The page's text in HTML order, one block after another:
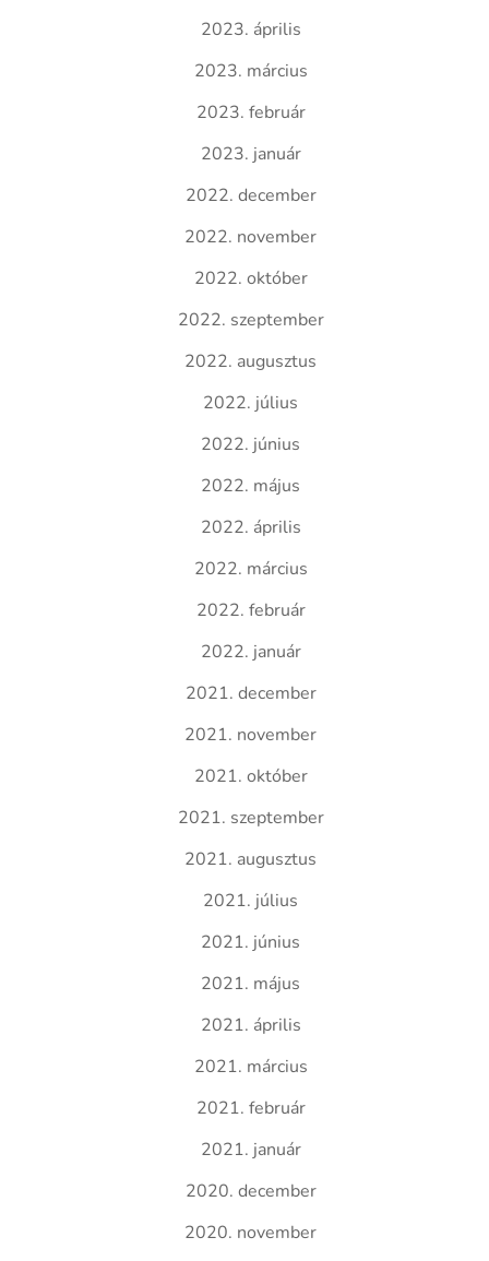
2023. április
2023. március
2023. február
2023. január
2022. december
2022. november
2022. október
2022. szeptember
2022. augusztus
2022. július
2022. június
2022. május
2022. április
2022. március
2022. február
2022. január
2021. december
2021. november
2021. október
2021. szeptember
2021. augusztus
2021. július
2021. június
2021. május
2021. április
2021. március
2021. február
2021. január
2020. december
2020. november